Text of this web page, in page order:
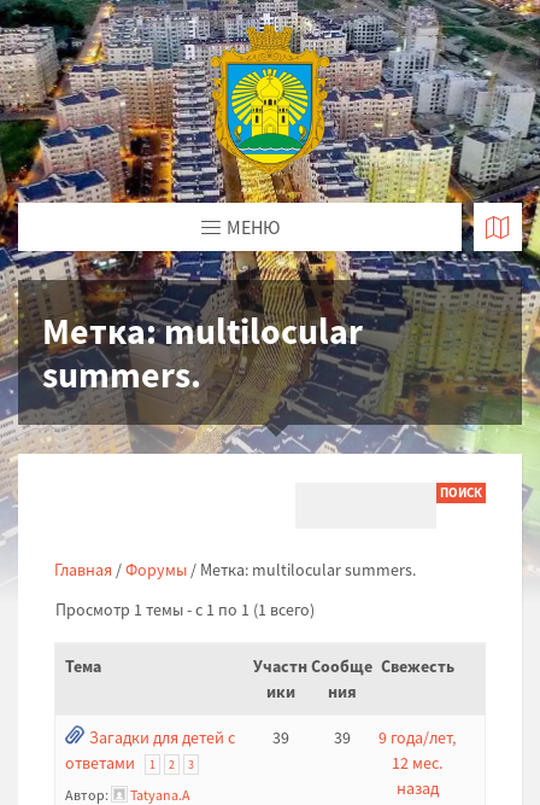
МЕНЮ
Метка:multilocular
summers.
Главная /Форумы / Метка: multilocular summers.
Просмотр 1 темы - с 1 по 1 (1 всего)
Тема
Участн
ики
Сообще
ния
Свежесть
Загадки для детей с
ответами
1 2 3
Автор:
Tatyana.A
39 39
9 года/лет,
12 мес.
назад